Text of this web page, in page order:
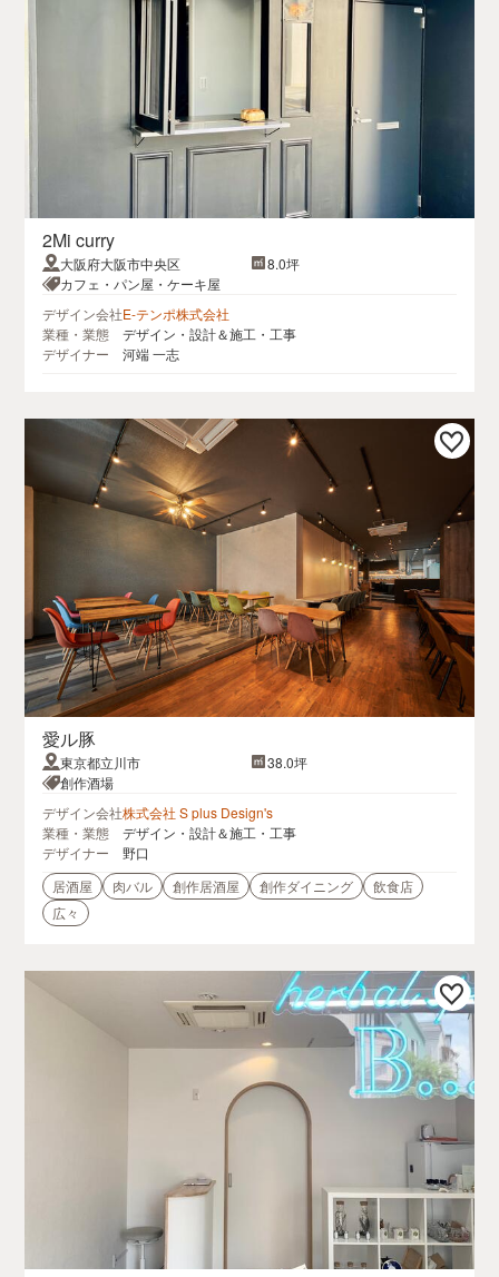
2Mi curry
大阪府大阪市中央区
8.0坪
カフェ・パン屋・ケーキ屋
デザイン会社E-テンポ株式会社
業種・業態
デザイン・設計＆施工・工事
デザイナー
河端 一志
愛ル豚
東京都立川市
38.0坪
創作酒場
デザイン会社株式会社 S plus Design's
業種・業態
デザイン・設計＆施工・工事
デザイナー
野口
居酒屋
肉バル 創作居酒屋 創作ダイニング
飲食店
広々